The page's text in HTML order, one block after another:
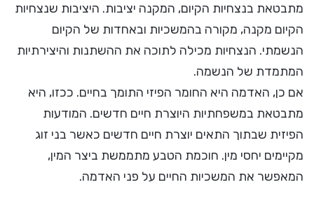
מתבטאת בנצחיות הקיום, המקנה יציבות. היציבות שנצחיות
הקיום מקנה, מקורה בהמשכיות ובאחדות של הקיום
הנשמתי. הנצחיות מכילה לתוכה את ההשתנות והיצירתיות
המתמדת של הנשמה.
אם כן, האדמה היא החומר הפיזי התומך בחיים. ככזו, היא
מתבטאת במשפחתיות היוצרת חיים חדשים. המודעות
הפיזית שבתוך התאים יוצרת חיים חדשים כאשר בני זוג
מקיימים יחסי מין. חוכמת הטבע מתממשת ביצר המין,
המאפשר את המשכיות החיים על פני האדמה.